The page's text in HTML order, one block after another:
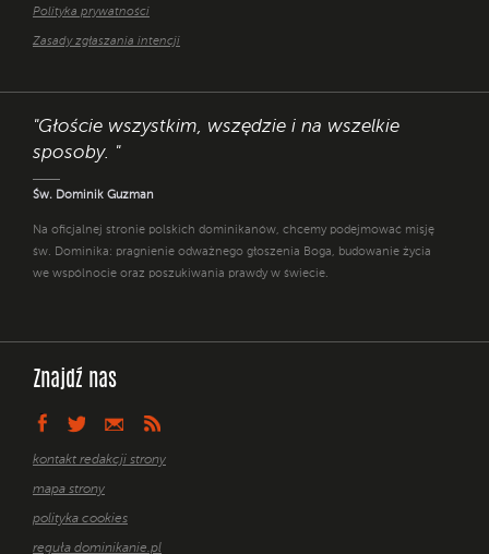
Polityka prywatności
Zasady zgłaszania intencji
"Głoście wszystkim, wszędzie i na wszelkie
sposoby. "
Św. Dominik Guzman
Na oficjalnej stronie polskich dominikanów, chcemy podejmować misję
św. Dominika: pragnienie odważnego głoszenia Boga, budowanie życia
we wspólnocie oraz poszukiwania prawdy w świecie.
Znajdź nas
kontakt redakcji strony
mapa strony
polityka cookies
reguła dominikanie.pl